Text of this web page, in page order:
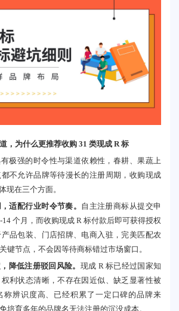
，为什么更推荐收购 31 类现成 R 标
极强的时令性与渠道依赖性，春耕、果蔬上
不允许品牌等待漫长的注册周期，收购现成
现在三个方面。
适配行业时令节奏。 自主注册商标从提交申
个月，而收购现成 R 标付款后即可获得授权
品包装、门店招牌、电商入驻，完美匹配农
键节点，不会因等待商标错过市场窗口。
降低注册驳回风险。 现成 R 标已经过国家知
利状态清晰，不存在因近似、缺乏显著性被
称辨识度高、已经积累了一定口碑的品牌来
培育多年的品牌名无法注册的沉没成本。